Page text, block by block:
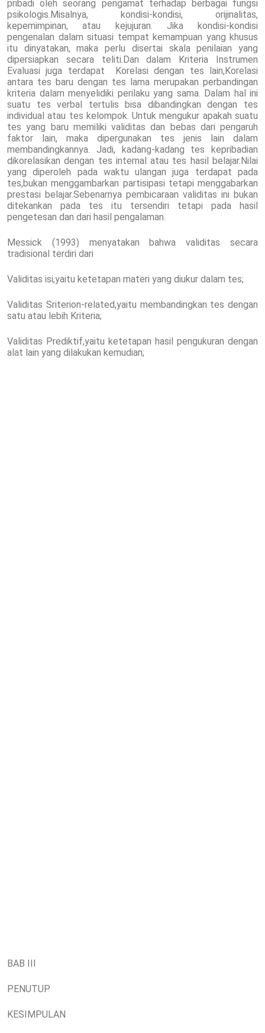
pribadi oleh seorang pengamat terhadap berbagai fungsi
psikologis.Misalnya, kondisi-kondisi, orijinalitas,
kepemimpinan, atau kejujuran. Jika kondisi-kondisi
pengenalan dalam situasi tempat kemampuan yang khusus
itu dinyatakan, maka perlu disertai skala penilaian yang
dipersiapkan secara teliti.Dan dalam Kriteria Instrumen
Evaluasi juga terdapat Korelasi dengan tes lain,Korelasi
antara tes baru dengan tes lama merupakan perbandingan
kriteria dalam menyelidiki perilaku yang sama. Dalam hal ini
suatu tes verbal tertulis bisa dibandingkan dengan tes
individual atau tes kelompok. Untuk mengukur apakah suatu
tes yang baru memiliki validitas dan bebas dari pengaruh
faktor lain, maka dipergunakan tes jenis lain dalam
membandingkannya. Jadi, kadang-kadang tes kepribadian
dikorelasikan dengan tes internal atau tes hasil belajar.Nilai
yang diperoleh pada waktu ulangan juga terdapat pada
tes,bukan menggambarkan partisipasi tetapi menggabarkan
prestasi belajar.Sebenarnya pembicaraan validitas ini bukan
ditekankan pada tes itu tersendiri tetapi pada hasil
pengetesan dan dari hasil pengalaman.
Messick (1993) menyatakan bahwa validitas secara
tradisional terdiri dari
Validitas isi,yaitu ketetapan materi yang diukur dalam tes;
Validitas Sriterion-related,yaitu membandingkan tes dengan
satu atau lebih Kriteria;
Validitas Prediktif,yaitu ketetapan hasil pengukuran dengan
alat lain yang dilakukan kemudian;
BAB III
PENUTUP
KESIMPULAN